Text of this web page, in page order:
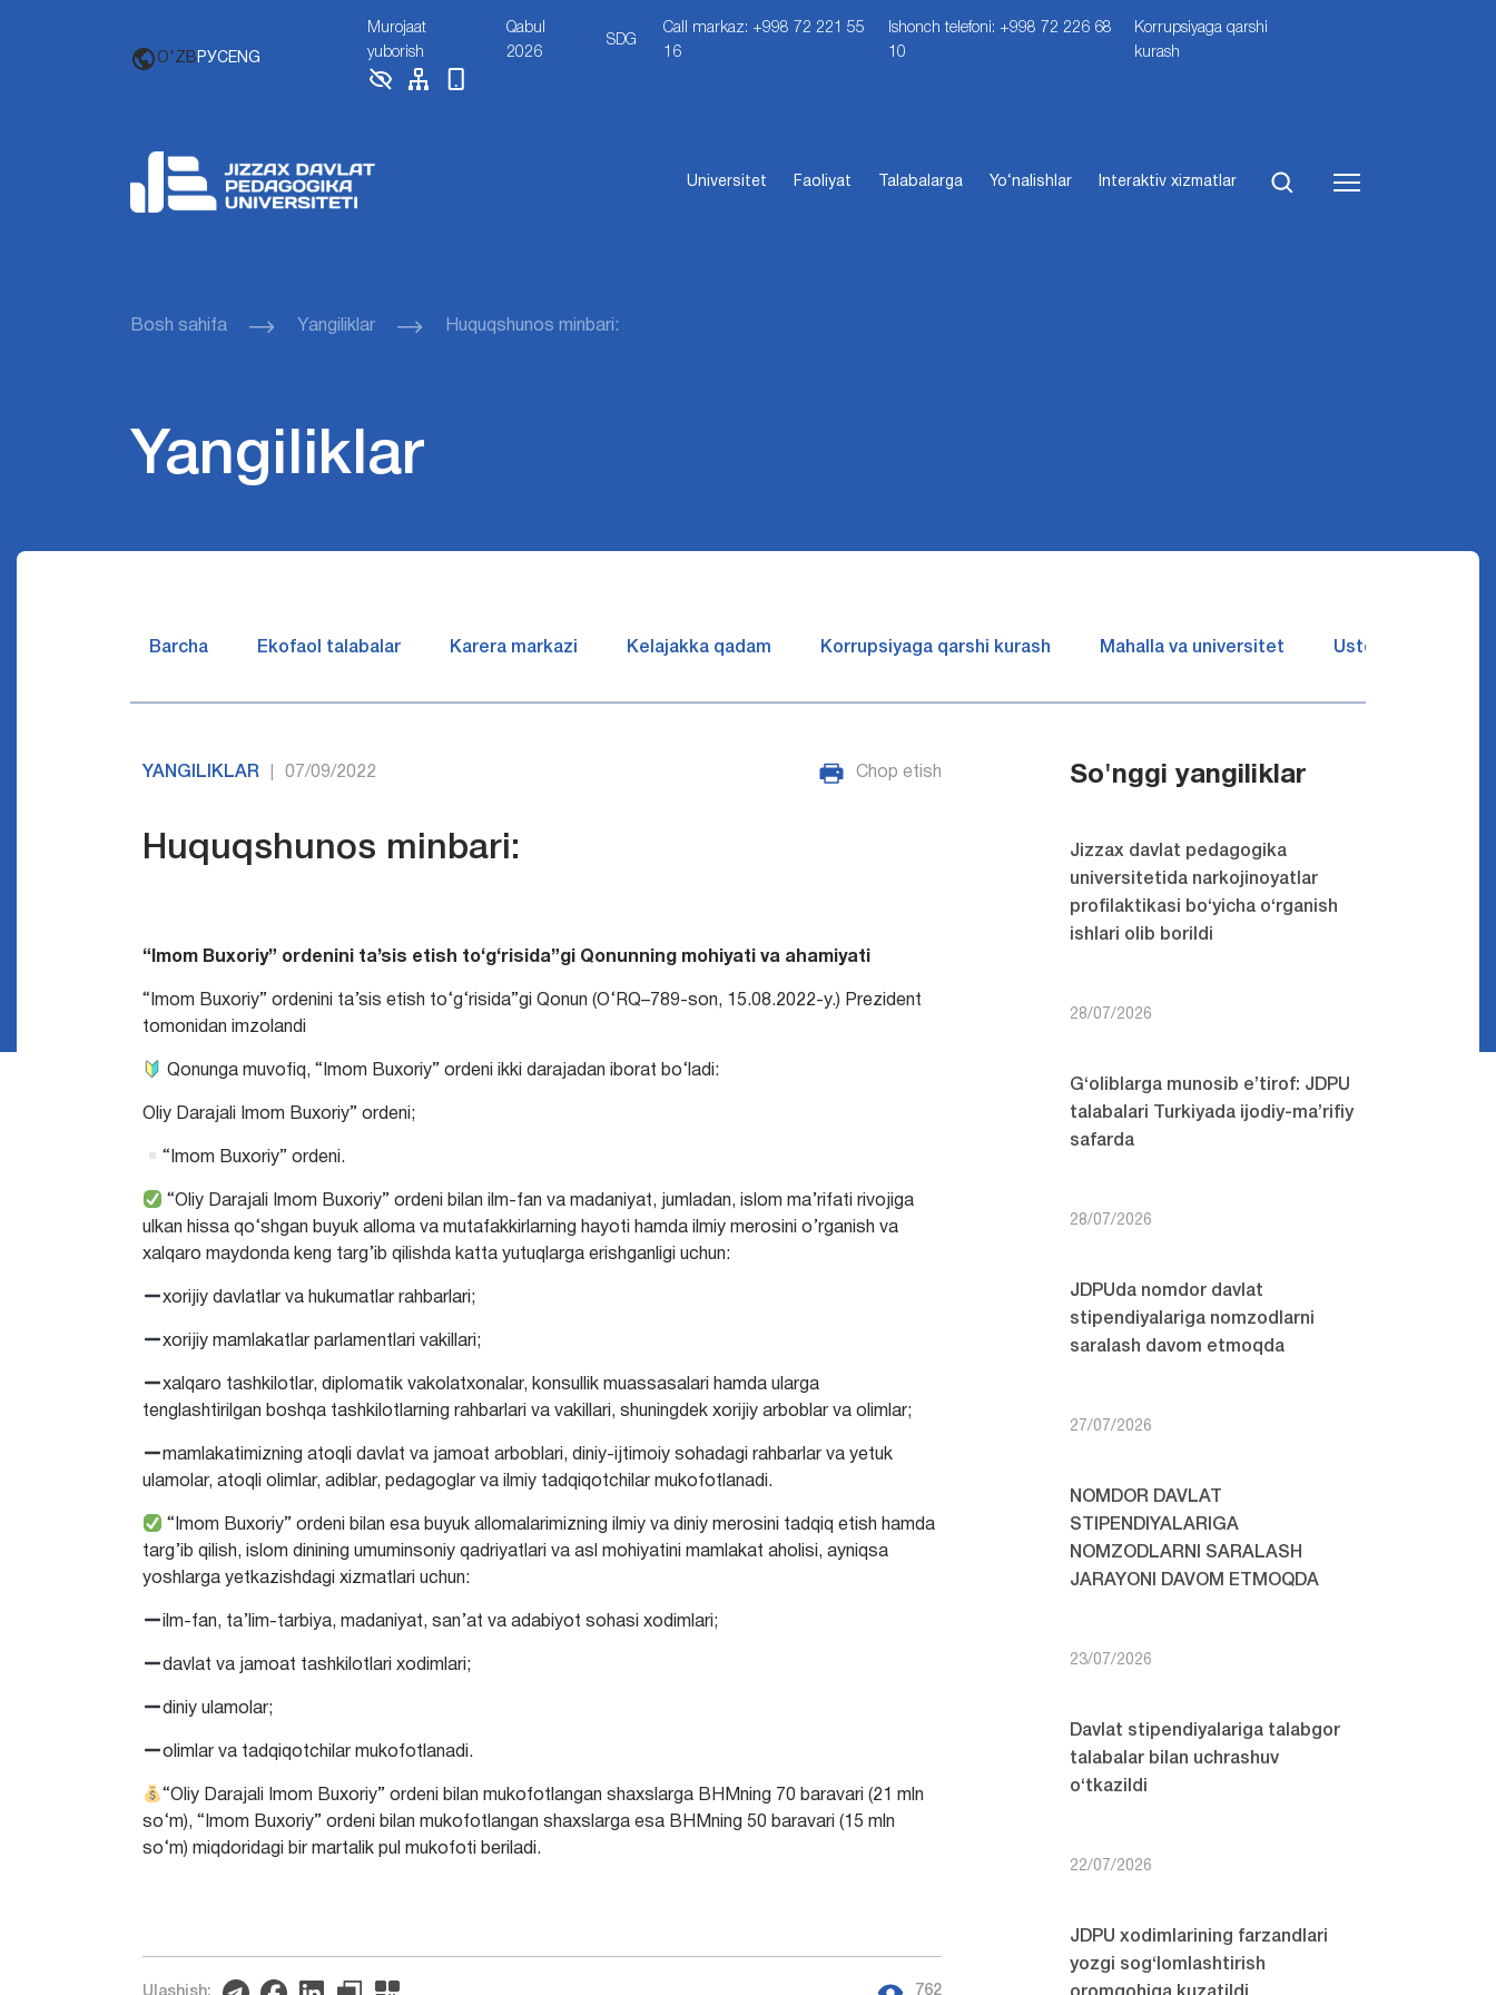
O'ZB РУСENG
Murojaat
yuborish
Qabul
2026
SDG
Call markaz: +998 72 221 55
16
Ishonch telefoni: +998 72 226 68
10
Korrupsiyaga qarshi
kurash
Universitet Faoliyat Talabalarga Yo‘nalishlar Interaktiv xizmatlar
Bosh sahifa Yangiliklar Huquqshunos minbari:
Yangiliklar
Barcha Ekofaol talabalar Karera markazi Kelajakka qadam Korrupsiyaga qarshi kurash Mahalla va universitet Ustozlar suhbatin
YANGILIKLAR 07/09/2022 Chop etish
Huquqshunos minbari:
“Imom Buxoriy” ordenini ta’sis etish to‘g‘risida”gi Qonunning mohiyati va ahamiyati
“Imom Buxoriy” ordenini ta’sis etish to‘g‘risida”gi Qonun (O‘RQ–789-son, 15.08.2022-y.) Prezident
tomonidan imzolandi
Qonunga muvofiq, “Imom Buxoriy” ordeni ikki darajadan iborat bo‘ladi:
Oliy Darajali Imom Buxoriy” ordeni;
“Imom Buxoriy” ordeni.
“Oliy Darajali Imom Buxoriy” ordeni bilan ilm-fan va madaniyat, jumladan, islom ma’rifati rivojiga
ulkan hissa qo‘shgan buyuk alloma va mutafakkirlarning hayoti hamda ilmiy merosini o’rganish va
xalqaro maydonda keng targ’ib qilishda katta yutuqlarga erishganligi uchun:
xorijiy davlatlar va hukumatlar rahbarlari;
xorijiy mamlakatlar parlamentlari vakillari;
xalqaro tashkilotlar, diplomatik vakolatxonalar, konsullik muassasalari hamda ularga
tenglashtirilgan boshqa tashkilotlarning rahbarlari va vakillari, shuningdek xorijiy arboblar va olimlar;
mamlakatimizning atoqli davlat va jamoat arboblari, diniy-ijtimoiy sohadagi rahbarlar va yetuk
ulamolar, atoqli olimlar, adiblar, pedagoglar va ilmiy tadqiqotchilar mukofotlanadi.
“Imom Buxoriy” ordeni bilan esa buyuk allomalarimizning ilmiy va diniy merosini tadqiq etish hamda
targ’ib qilish, islom dinining umuminsoniy qadriyatlari va asl mohiyatini mamlakat aholisi, ayniqsa
yoshlarga yetkazishdagi xizmatlari uchun:
ilm-fan, ta’lim-tarbiya, madaniyat, san’at va adabiyot sohasi xodimlari;
davlat va jamoat tashkilotlari xodimlari;
diniy ulamolar;
olimlar va tadqiqotchilar mukofotlanadi.
“Oliy Darajali Imom Buxoriy” ordeni bilan mukofotlangan shaxslarga BHMning 70 baravari (21 mln
so‘m), “Imom Buxoriy” ordeni bilan mukofotlangan shaxslarga esa BHMning 50 baravari (15 mln
so‘m) miqdoridagi bir martalik pul mukofoti beriladi.
762
So'nggi yangiliklar
Jizzax davlat pedagogika
universitetida narkojinoyatlar
profilaktikasi bo‘yicha o‘rganish
ishlari olib borildi
28/07/2026
G‘oliblarga munosib e’tirof: JDPU
talabalari Turkiyada ijodiy-ma’rifiy
safarda
28/07/2026
JDPUda nomdor davlat
stipendiyalariga nomzodlarni
saralash davom etmoqda
27/07/2026
NOMDOR DAVLAT
STIPENDIYALARIGA
NOMZODLARNI SARALASH
JARAYONI DAVOM ETMOQDA
23/07/2026
Davlat stipendiyalariga talabgor
talabalar bilan uchrashuv
o‘tkazildi
22/07/2026
JDPU xodimlarining farzandlari
yozgi sog‘lomlashtirish